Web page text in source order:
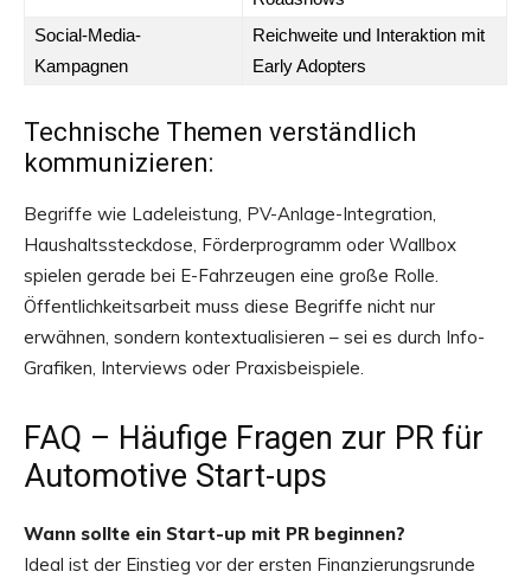
Social-Media-
Kampagnen
Reichweite und Interaktion mit
Early Adopters
Technische Themen verständlich
kommunizieren:
Begriffe wie Ladeleistung, PV-Anlage-Integration,
Haushaltssteckdose, Förderprogramm oder Wallbox
spielen gerade bei E-Fahrzeugen eine große Rolle.
Öffentlichkeitsarbeit muss diese Begriffe nicht nur
erwähnen, sondern kontextualisieren – sei es durch Info-
Grafiken, Interviews oder Praxisbeispiele.
FAQ – Häufige Fragen zur PR für
Automotive Start-ups
Wann sollte ein Start-up mit PR beginnen?
Ideal ist der Einstieg vor der ersten Finanzierungsrunde